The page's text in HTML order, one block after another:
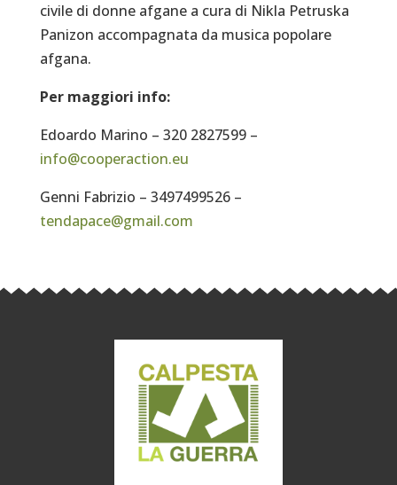
civile di donne afgane a cura di Nikla Petruska
Panizon accompagnata da musica popolare
afgana.
Per maggiori info:
Edoardo Marino – 320 2827599 –
info@cooperaction.eu
Genni Fabrizio – 3497499526 –
tendapace@gmail.com